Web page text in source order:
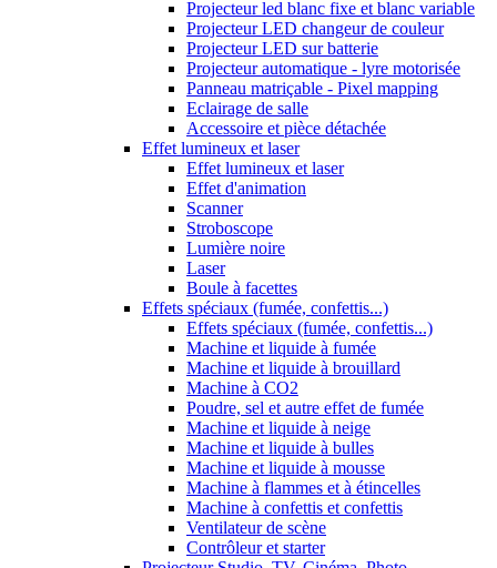
Projecteur led blanc fixe et blanc variable
Projecteur LED changeur de couleur
Projecteur LED sur batterie
Projecteur automatique - lyre motorisée
Panneau matriçable - Pixel mapping
Eclairage de salle
Accessoire et pièce détachée
Effet lumineux et laser
Effet lumineux et laser
Effet d'animation
Scanner
Stroboscope
Lumière noire
Laser
Boule à facettes
Effets spéciaux (fumée, confettis...)
Effets spéciaux (fumée, confettis...)
Machine et liquide à fumée
Machine et liquide à brouillard
Machine à CO2
Poudre, sel et autre effet de fumée
Machine et liquide à neige
Machine et liquide à bulles
Machine et liquide à mousse
Machine à flammes et à étincelles
Machine à confettis et confettis
Ventilateur de scène
Contrôleur et starter